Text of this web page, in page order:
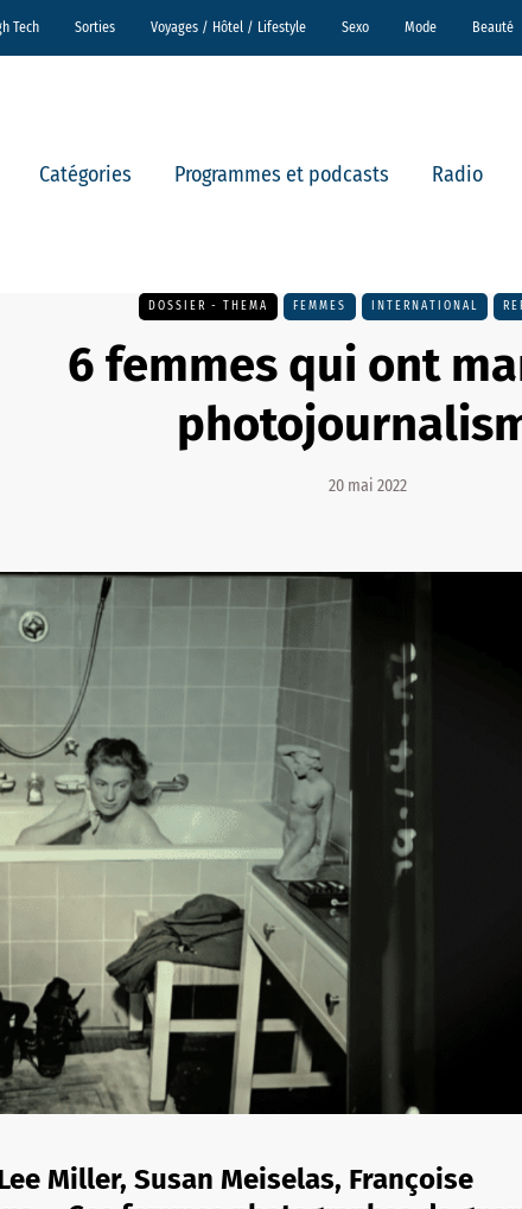
Tech Sorties Voyages / Hôtel / Lifestyle Sexo Mode Beauté
Catégories Programmes et podcasts Radio
DOSSIER - THEMA FEMMES INTERNATIONAL
6 femmes qui ont
20 mai 2022
Miller, Susan Meiselas, Françoise